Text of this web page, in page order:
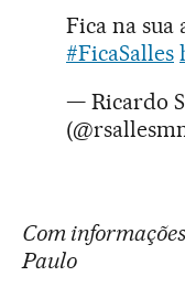
Fica na sua
#FicaSalles
— Ricardo
Com
Paulo